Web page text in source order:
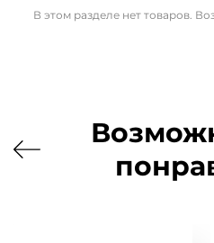
В этом разделе нет товаров.